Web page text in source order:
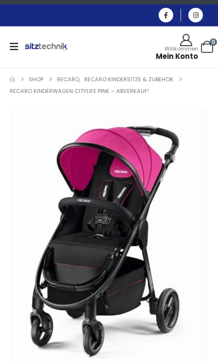
Willkommen
Mein Konto
0
SHOP RECARO, RECARO KINDERSITZE & ZUBEHÖR
RECARO KINDERWAGEN CITYLIFE PINK – ABVERKAUF!